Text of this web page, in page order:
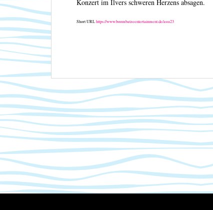
Konzert im Ilvers schweren Herzens absagen.
Short URLhttps://www.boombatzeentertainment.de/asss23